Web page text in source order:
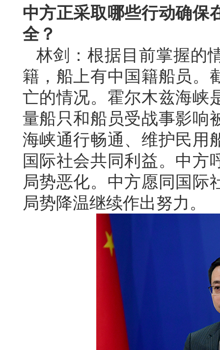
中方正采取哪些行动确保
全？
林剑：根据目前掌握的
籍，船上有中国籍船员。
亡的情况。霍尔木兹海峡
量船只和船员受战事影响
海峡通行畅通、维护民用
国际社会共同利益。中方
局势恶化。中方愿同国际
局势降温继续作出努力。